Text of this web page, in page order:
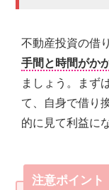
不動産投資の借
手間と時間がか
ましょう。まず
て、自身で借り
的に見て利益に
注意ポイント